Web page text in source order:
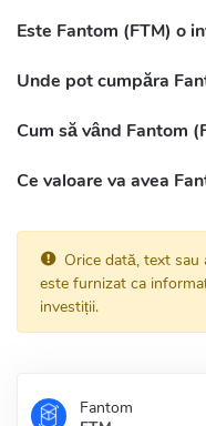
Ethereum:
Este Fantom (FTM) o
Unde pot cumpăra
Cum să vând Fantom
Ce valoare va avea
Orice dată, text
este furnizat ca
investiții.
Fantom